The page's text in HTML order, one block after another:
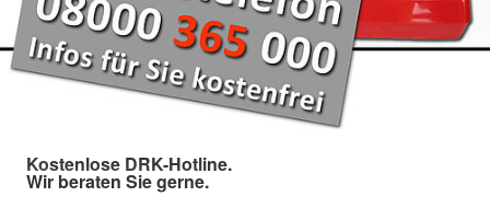
Kostenlose DRK-Hotline.
Wir beraten Sie gerne.